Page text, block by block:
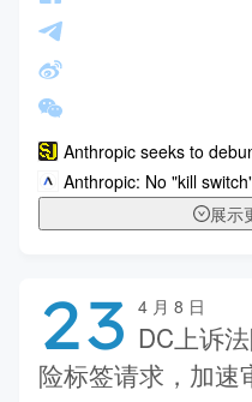
Anthropic seeks to
Anthropic: No "kill
展示
23 4 月 8 日
DC上诉
险标签请求，加速